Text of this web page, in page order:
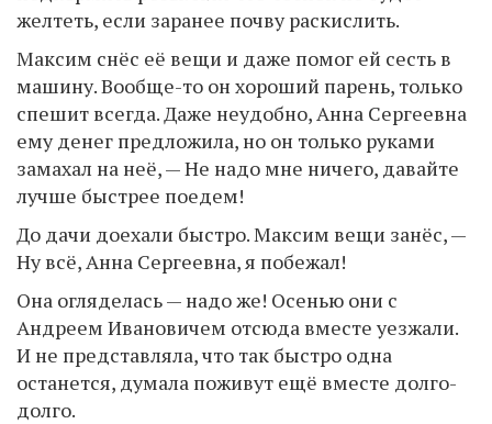
желтеть, если заранее почву раскислить.
Максим снёс её вещи и даже помог ей сесть в
машину. Вообще-то он хороший парень, только
спешит всегда. Даже неудобно, Анна Сергеевна
ему денег предложила, но он только руками
замахал на неё, — Не надо мне ничего, давайте
лучше быстрее поедем!
До дачи доехали быстро. Максим вещи занёс, —
Ну всё, Анна Сергеевна, я побежал!
Она огляделась — надо же! Осенью они с
Андреем Ивановичем отсюда вместе уезжали.
И не представляла, что так быстро одна
останется, думала поживут ещё вместе долго-
долго.